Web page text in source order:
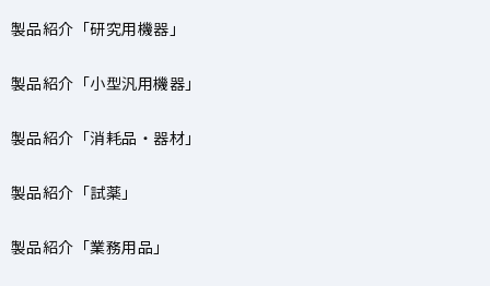
製品紹介「研究用機器」
製品紹介「小型汎用機器」
製品紹介「消耗品・器材」
製品紹介「試薬」
製品紹介「業務用品」